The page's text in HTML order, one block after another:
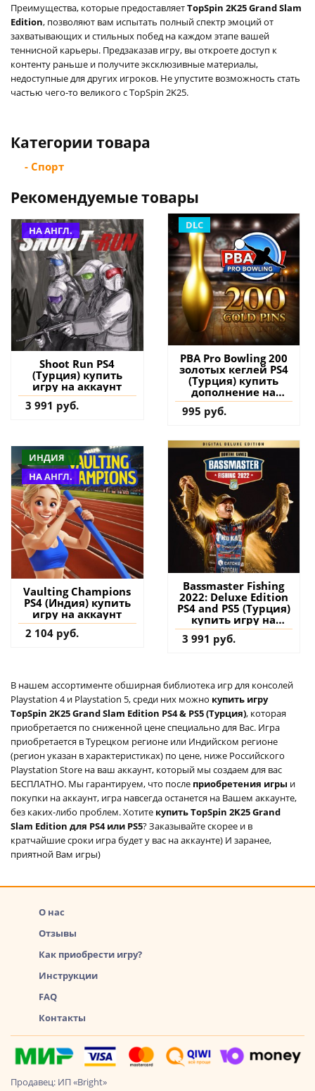
Преимущества, которые предоставляетTopSpin 2K25 Grand Slam
Edition, позволяют вам испытать полный спектр эмоций от
захватывающих и стильных побед на каждом этапе вашей
теннисной карьеры. Предзаказав игру, вы откроете доступ к
контенту раньше и получите эксклюзивные материалы,
недоступные для других игроков. Не упустите возможность стать
частью чего-то великого с TopSpin 2K25.
Категории товара
- Спорт
Рекомендуемые товары
НА АНГЛ.
Shoot Run PS4
(Турция) купить
игру на аккаунт
3 991 руб.
DLC
PBA Pro Bowling 200
золотых кеглей PS4
(Турция) купить
дополнение на
аккаунт
995 руб.
ИНДИЯ
НА АНГЛ.
Vaulting Champions
PS4 (Индия) купить
игру на аккаунт
2 104 руб.
Bassmaster Fishing
2022: Deluxe Edition
PS4 and PS5 (Турция)
купить игру на
аккаунт
3 991 руб.
В нашем ассортименте обширная библиотека игр для консолей
Playstation 4 и Playstation 5, среди них можно купить игру
TopSpin 2K25 Grand Slam Edition PS4 & PS5 (Турция), которая
приобретается по сниженной цене специально для Вас. Игра
приобретается в Турецком регионе или Индийском регионе
(регион указан в характеристиках) по цене, ниже Российского
Playstation Store на ваш аккаунт, который мы создаем для вас
БЕСПЛАТНО. Мы гарантируем, что после приобретения игры и
покупки на аккаунт, игра навсегда останется на Вашем аккаунте,
без каких-либо проблем. Хотите купить TopSpin 2K25 Grand
Slam Edition для PS4 или PS5? Заказывайте скорее и в
кратчайшие сроки игра будет у вас на аккаунте) И заранее,
приятной Вам игры)
О нас
Отзывы
Как приобрести игру?
Инструкции
FAQ
Контакты
Продавец: ИП «Bright»